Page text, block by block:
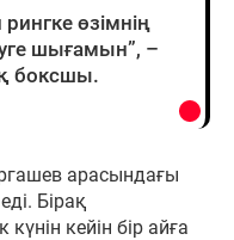
өзімнің
шығамын”, –
боксшы.
арасындағы
Бірақ
кейін бір айға